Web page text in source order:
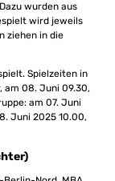
wurden aus
wird jeweils
ziehen in die
Spielzeiten in
am 08. Juni 09.30,
am 07. Juni
Juni 2025 10.00,